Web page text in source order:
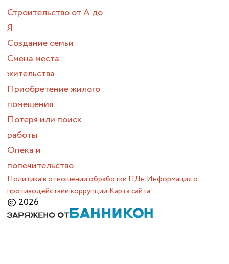
Строительство от А до
Я
Создание семьи
Смена места
жительства
Приобретение жилого
помещения
Потеря или поиск
работы
Опека и
попечительство
Политика в отношении обработки ПДн Информация о
противодействии коррупции Карта сайта
© 2026